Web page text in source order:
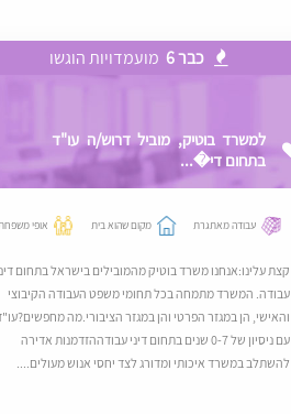
כבר 6 מועמדויות הוגשו
למשרד בוטיק, מוביל דרוש/ה עו"ד
בתחום די�...
עבודה מאתגרת מקום שהוא בית אופי
קצת עלינו:אנחנו משרד בוטיק מהמובילים בישראל בתחום
עבודה. המשרד מתמחה בכל תחומי משפט העבודה הקיבוצי
והאישי, הן במגזר הפרטי והן במגזר הציבורי.מה
עם ניסיון של 0-7 שנים בתחום דיני עבודההזדמנות אדירה
להשתלב במשרד איכותי ומדורג לצד יחסי אנוש מעולים....